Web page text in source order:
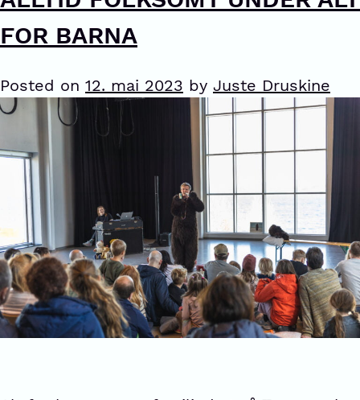
FOR BARNA
Posted on 12. mai 2023 by Juste Druskine